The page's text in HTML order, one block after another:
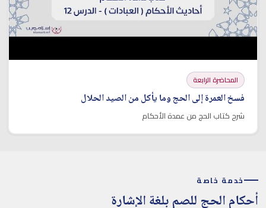
المحاضرة الرابعة
فسخ العمرة إلى الحج وما يأكل من الصيد الحلال
شرح كتاب الحج من عمدة الأحكام
خدمة خاصة
أحكام الحج للصم بلغة الإشارة